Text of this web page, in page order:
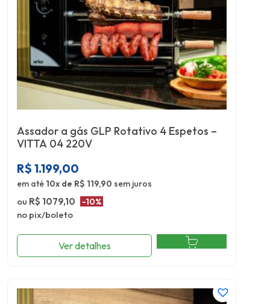
Assador a gás GLP Rotativo 4 Espetos –
VITTA 04 220V
R$ 1.199,00
em até 10x de R$ 119,90 sem juros
ou R$ 1079,10 -10%
no pix/boleto
Ver detalhes